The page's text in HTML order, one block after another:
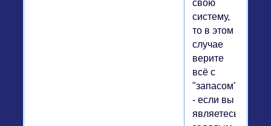
свою
систему,
то в этом
случае
верите
всё с
"запасом"
- если вы
являетесь